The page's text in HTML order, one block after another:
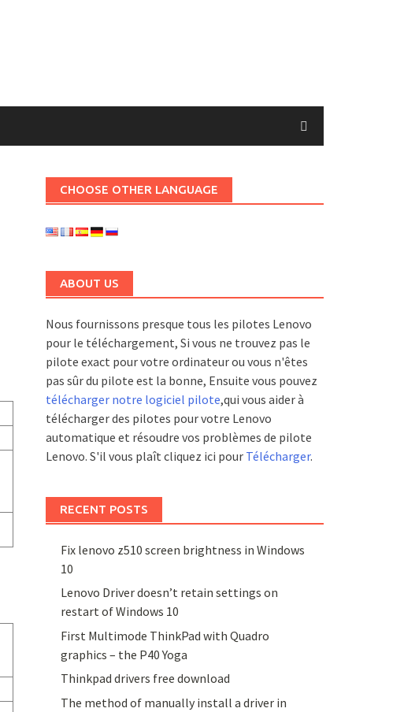
CHOOSE OTHER LANGUAGE
ABOUT US
Nous fournissons presque tous les pilotes Lenovo
pour le téléchargement, Si vous ne trouvez pas le
pilote exact pour votre ordinateur ou vous n'êtes
pas sûr du pilote est la bonne, Ensuite vous pouvez
télécharger notre logiciel pilote,qui vous aider à
télécharger des pilotes pour votre Lenovo
automatique et résoudre vos problèmes de pilote
Lenovo. S'il vous plaît cliquez ici pour Télécharger.
RECENT POSTS
Fix lenovo z510 screen brightness in Windows
10
Lenovo Driver doesn’t retain settings on
restart of Windows 10
First Multimode ThinkPad with Quadro
graphics – the P40 Yoga
Thinkpad drivers free download
The method of manually install a driver in